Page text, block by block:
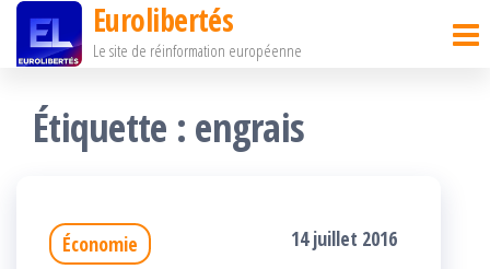
Passer
contenu
Eurolibertés
Le site de réinformation européenne
Étiquette : engrais
Économie 14 juillet 2016